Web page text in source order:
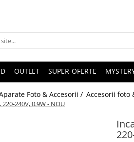
OUTLET SUPER-OFERTE
Foto & Accesorii / Accesorii foto
240V, 0.9W - NOU